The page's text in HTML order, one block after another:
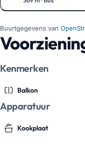
Toon op de kaart
Buurtgegevens van
Kenmerken
Balkon
Apparatuur
Kookplaat